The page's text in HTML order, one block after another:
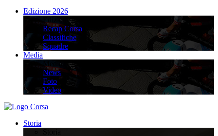
Edizione 2026
Edizione 2026
Recap Corsa
Classifiche
Squadre
Media
Media
News
Foto
Video
Storia